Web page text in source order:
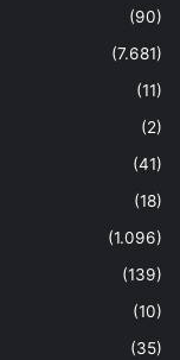
(90)
(7.681)
(11)
(2)
(41)
(18)
(1.096)
(139)
(10)
(35)